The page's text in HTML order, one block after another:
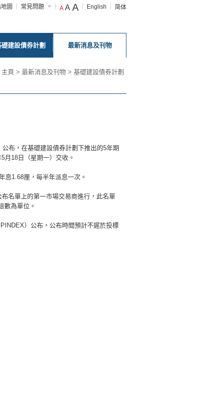
圖 常見問題 A A A English 简体
礎建設債券計劃 最新消息及刊物
主頁 > 最新消息及刊物 > 基礎建設債券計劃
布，在基礎建設債券計劃下推出的5年期
月18日（星期一）交收。
息1.68厘，每半年派息一次。
名單上的第一市場交易商進行，此名單
數為單位。
）公布，公布時間預計不遲於投標